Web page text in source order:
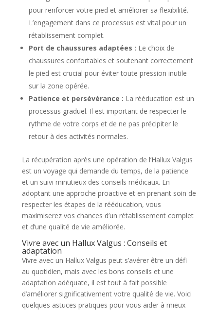
pour renforcer votre pied et améliorer sa flexibilité.
L’engagement dans ce processus est vital pour un
rétablissement complet.
Port de chaussures adaptées : Le choix de
chaussures confortables et soutenant correctement
le pied est crucial pour éviter toute pression inutile
sur la zone opérée.
Patience et persévérance : La rééducation est un
processus graduel. Il est important de respecter le
rythme de votre corps et de ne pas précipiter le
retour à des activités normales.
La récupération après une opération de l’Hallux Valgus
est un voyage qui demande du temps, de la patience
et un suivi minutieux des conseils médicaux. En
adoptant une approche proactive et en prenant soin de
respecter les étapes de la rééducation, vous
maximiserez vos chances d’un rétablissement complet
et d’une qualité de vie améliorée.
Vivre avec un Hallux Valgus : Conseils et
adaptation
Vivre avec un Hallux Valgus peut s’avérer être un défi
au quotidien, mais avec les bons conseils et une
adaptation adéquate, il est tout à fait possible
d’améliorer significativement votre qualité de vie. Voici
quelques astuces pratiques pour vous aider à mieux